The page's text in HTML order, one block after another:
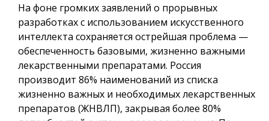
На фоне громких заявлений о прорывных
разработках с использованием искусственного
интеллекта сохраняется острейшая проблема —
обеспеченность базовыми, жизненно важными
лекарственными препаратами. Россия
производит 86% наименований из списка
жизненно важных и необходимых лекарственных
препаратов (ЖНВЛП), закрывая более 80%